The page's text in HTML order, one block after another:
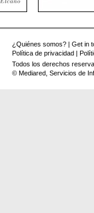
¿Quiénes somos? |Get in
Política de privacidad |
Todos los derechos
© Mediared, Servicios de